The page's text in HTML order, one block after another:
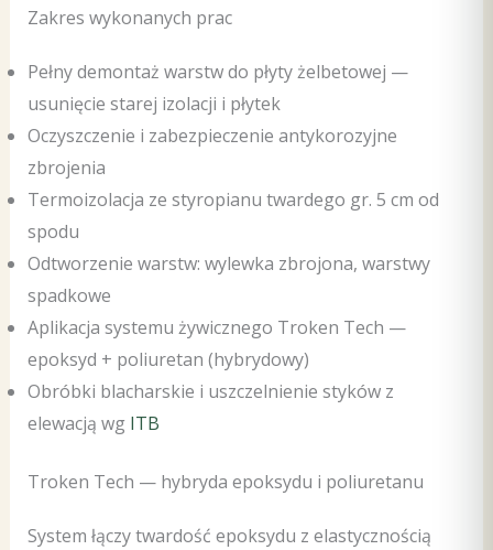
Zakres wykonanych prac
Pełny demontaż warstw do płyty żelbetowej —
usunięcie starej izolacji i płytek
Oczyszczenie i zabezpieczenie antykorozyjne
zbrojenia
Termoizolacja ze styropianu twardego gr. 5 cm od
spodu
Odtworzenie warstw: wylewka zbrojona, warstwy
spadkowe
Aplikacja systemu żywicznego Troken Tech —
epoksyd + poliuretan (hybrydowy)
Obróbki blacharskie i uszczelnienie styków z
elewacją wg ITB
Troken Tech — hybryda epoksydu i poliuretanu
System łączy twardość epoksydu z elastycznością